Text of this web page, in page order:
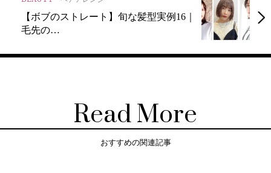
【ボブのストレート】旬な髪型実例16｜
毛先の…
Read More
おすすめの関連記事